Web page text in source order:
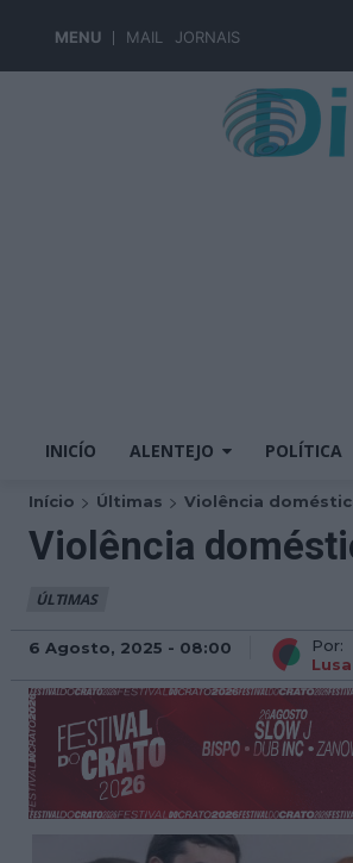
MENU MAIL JORNAIS
INICÍO ALENTEJO POLÍTICA
Início Últimas Violência
Violência
ÚLTIMAS
6 Agosto, 2025 - 08:00
Por:
Lusa